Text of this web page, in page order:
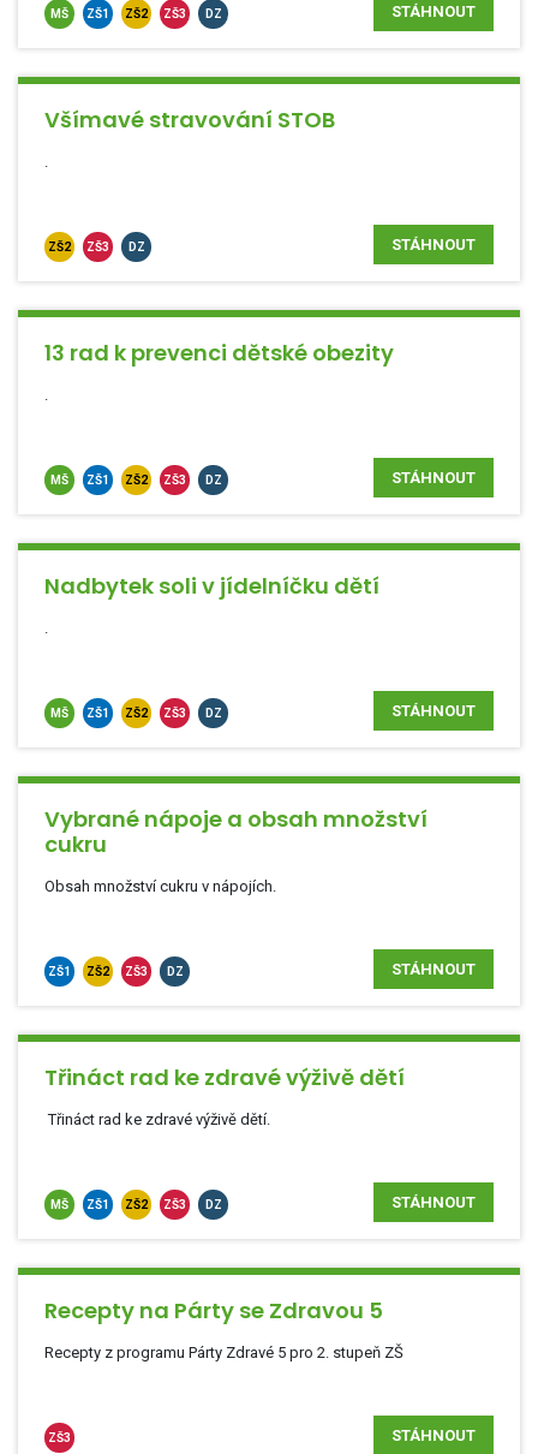
MŠ ZŠ1 ZŠ2 ZŠ3 DZ STÁHNOUT
Všímavé stravování STOB
ZŠ2 ZŠ3 DZ STÁHNOUT
13 rad k prevenci dětské obezity
MŠ ZŠ1 ZŠ2 ZŠ3 DZ STÁHNOUT
Nadbytek soli v jídelníčku dětí
MŠ ZŠ1 ZŠ2 ZŠ3 DZ STÁHNOUT
Vybrané nápoje a obsah množství
cukru
Obsah množství cukru v nápojích.
ZŠ1 ZŠ2 ZŠ3 DZ STÁHNOUT
Třináct rad ke zdravé výživě dětí
Třináct rad ke zdravé výživě dětí.
MŠ ZŠ1 ZŠ2 ZŠ3 DZ STÁHNOUT
Recepty na Párty se Zdravou 5
Recepty z programu Párty Zdravé 5 pro 2. stupeň ZŠ
ZŠ3 STÁHNOUT